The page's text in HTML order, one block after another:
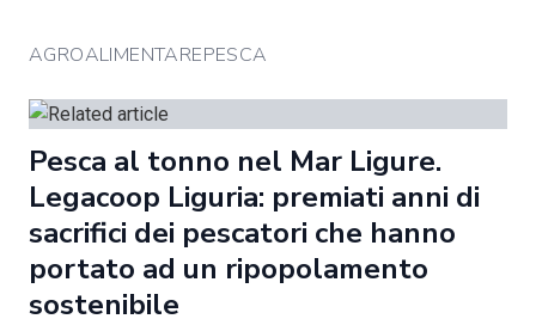
AGROALIMENTAREPESCA
Pesca al tonno nel Mar Ligure.
Legacoop Liguria: premiati anni di
sacrifici dei pescatori che hanno
portato ad un ripopolamento
sostenibile